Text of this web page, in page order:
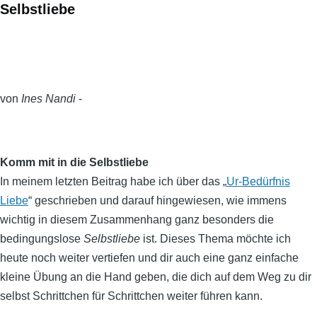
Selbstliebe
von Ines Nandi -
Komm mit in die Selbstliebe
In meinem letzten Beitrag habe ich über das „Ur-Bedürfnis
Liebe“ geschrieben und darauf hingewiesen, wie immens
wichtig in diesem Zusammenhang ganz besonders die
bedingungslose Selbstliebe ist. Dieses Thema möchte ich
heute noch weiter vertiefen und dir auch eine ganz einfache
kleine Übung an die Hand geben, die dich auf dem Weg zu dir
selbst Schrittchen für Schrittchen weiter führen kann.